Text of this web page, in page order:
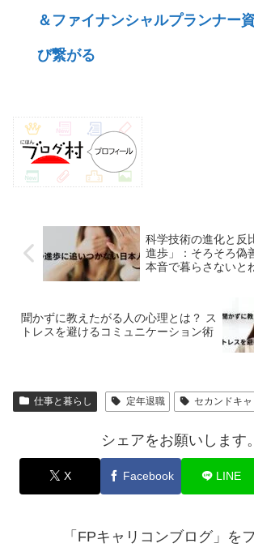
＆ファイナンシャルプランナー
び繋がる
科学技術の進化と反
進歩」：そろそろ偽
本音で暮らさないと
聞かずに教えたがる人の心理とは？ ス
トレスを避けるコミュニケーション術
仕事と暮らし 定年退職 セカンドキャ
シェアをお願いします。
X Facebook LINE
「FPキャリコンブログ」を